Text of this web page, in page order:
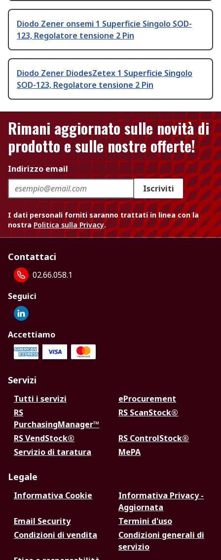
Diodo Zener onsemi 1 Superficie Singolo SOD-
123, Regolatore tensione 2 Pin
Diodo Zener DiodesZetex 1 Superficie Singolo
SOD-123, Regolatore tensione 2 Pin
Rimani aggiornato sulle novità di
prodotto e sulle nostre offerte!
Indirizzo email
Iscriviti
I dati personali forniti saranno trattati in linea con la
nostra Politica sulla Privacy.
Contattaci
02.66.058.1
Seguici
Accettiamo
Servizi
Tutti i servizi
eProcurement
RS
PurchasingManager™
RS ScanStock®
RS VendStock®
RS ControlStock®
Servizio di taratura
MePA
Legale
Informativa Cookie
Informativa Privacy -
Aggiornata
Email Security
Termini d'uso
Condizioni di vendita
Condizioni generali di
servizio